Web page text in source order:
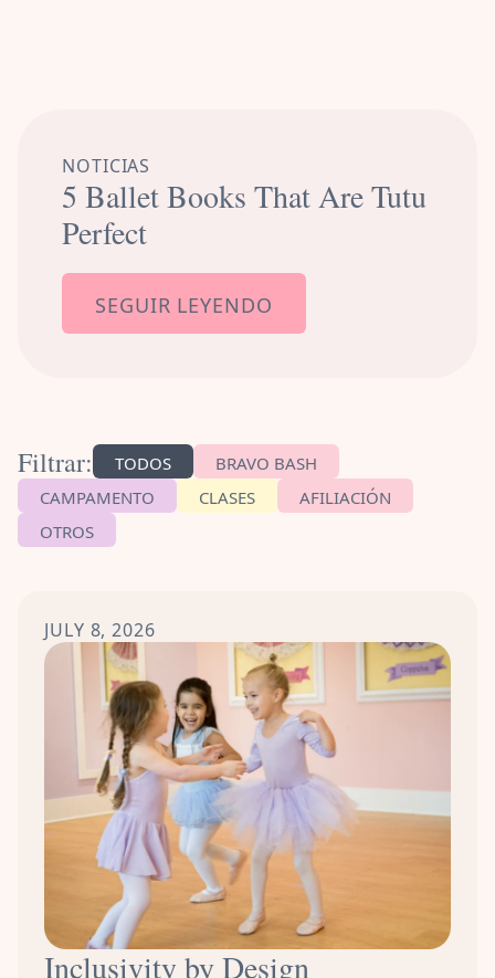
NOTICIAS
5 Ballet Books That Are Tutu
Perfect
SEGUIR LEYENDO
Filtrar: TODOS
BRAVO BASH
CAMPAMENTO
CLASES
AFILIACIÓN
OTROS
JULY 8, 2026
Inclusivity by Design